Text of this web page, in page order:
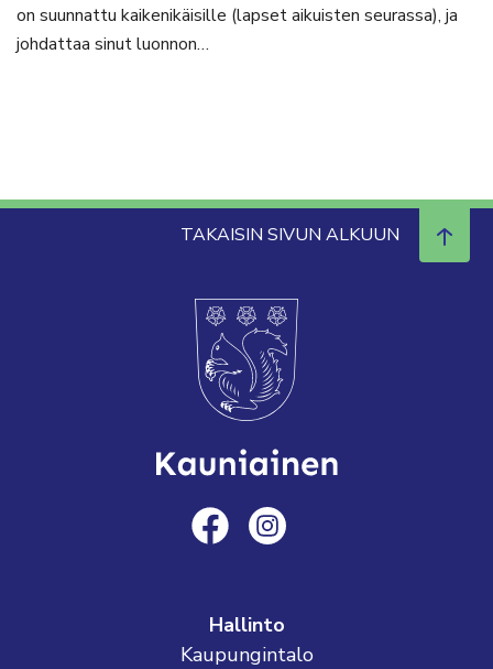
on suunnattu kaikenikäisille (lapset aikuisten seurassa), ja
johdattaa sinut luonnon…
TAKAISIN SIVUN ALKUUN
Hallinto
Kaupungintalo